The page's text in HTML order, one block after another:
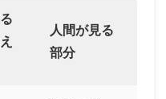
人間が見る
部分